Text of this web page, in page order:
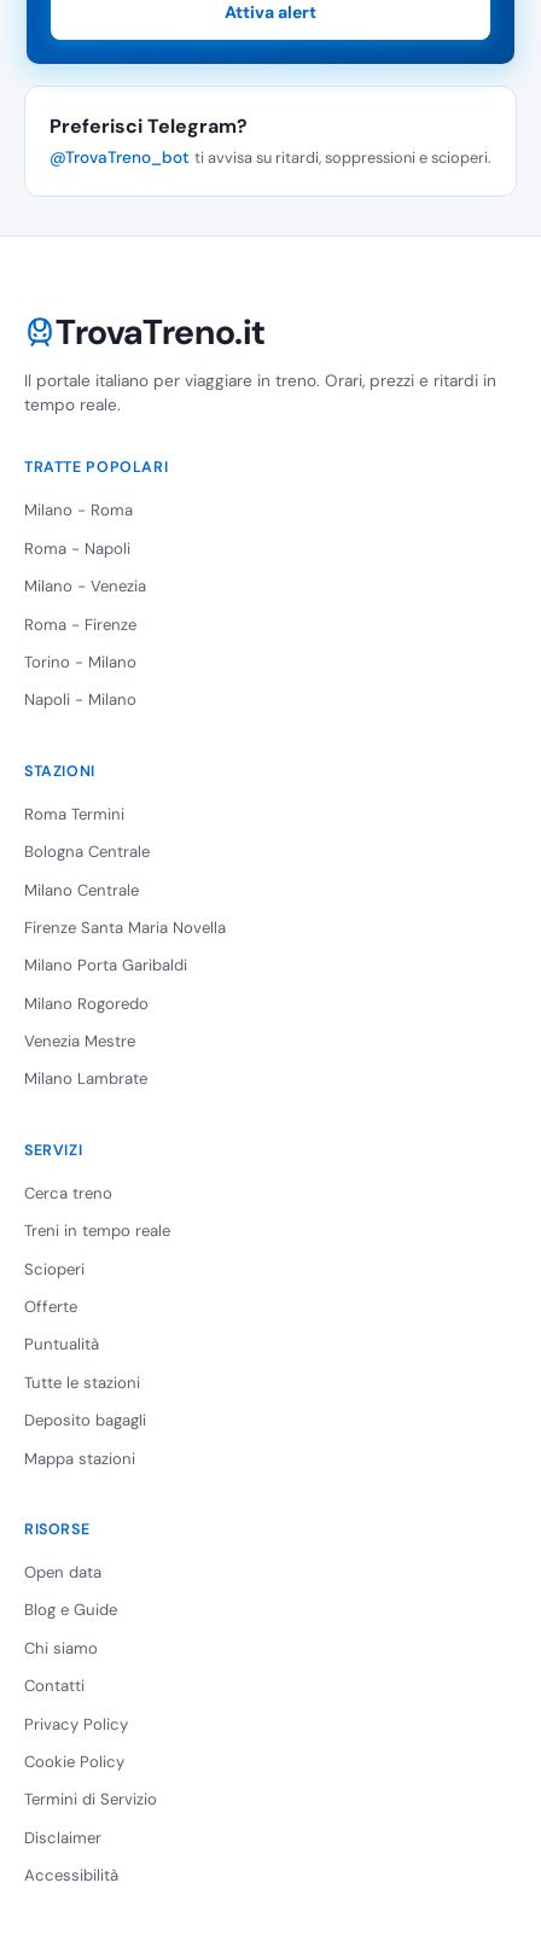
Attiva alert
Preferisci Telegram?
@TrovaTreno_bot ti avvisa su ritardi, soppressioni e scioperi.
TrovaTreno.it
Il portale italiano per viaggiare in treno. Orari, prezzi e ritardi in
tempo reale.
TRATTE POPOLARI
Milano - Roma
Roma - Napoli
Milano - Venezia
Roma - Firenze
Torino - Milano
Napoli - Milano
STAZIONI
Roma Termini
Bologna Centrale
Milano Centrale
Firenze Santa Maria Novella
Milano Porta Garibaldi
Milano Rogoredo
Venezia Mestre
Milano Lambrate
SERVIZI
Cerca treno
Treni in tempo reale
Scioperi
Offerte
Puntualità
Tutte le stazioni
Deposito bagagli
Mappa stazioni
RISORSE
Open data
Blog e Guide
Chi siamo
Contatti
Privacy Policy
Cookie Policy
Termini di Servizio
Disclaimer
Accessibilità